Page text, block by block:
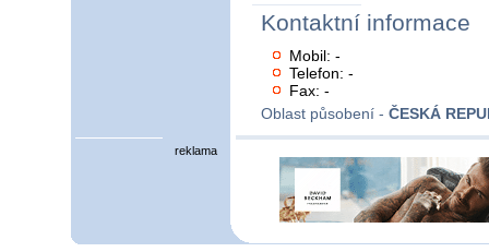
Kontaktní informace
Mobil: -
Telefon: -
Fax: -
Oblast působení - ČESKÁ
reklama